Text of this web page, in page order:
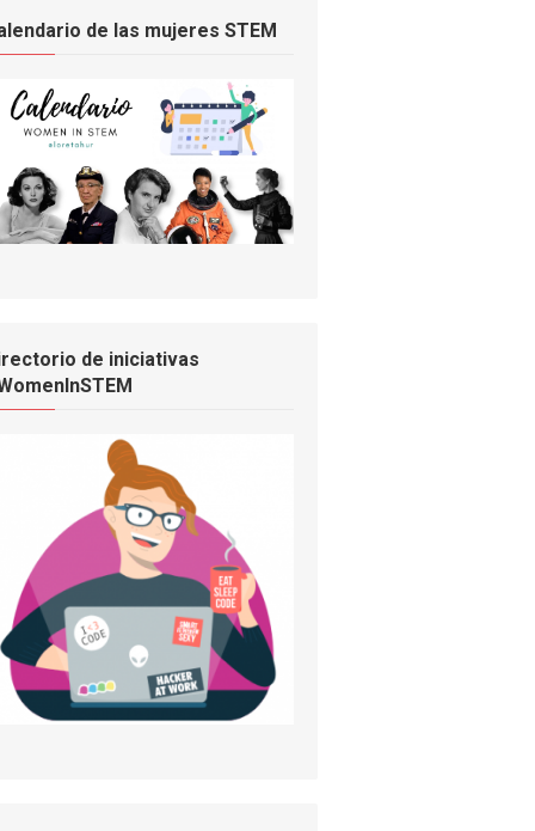
de las mujeres STEM
de iniciativas